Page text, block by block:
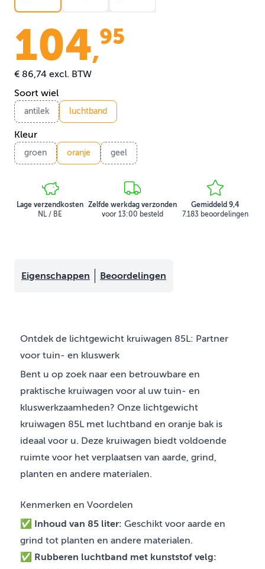
104,95
€ 86,74 excl. BTW
Soort wiel
antilek luchtband
Kleur
groen oranje geel
Lage verzendkosten
NL / BE
Zelfde werkdag verzonden
voor 13:00 besteld
Gemiddeld 9,4
7.183 beoordelingen
Eigenschappen Beoordelingen
Ontdek de lichtgewicht kruiwagen 85L: Partner
voor tuin- en kluswerk
Bent u op zoek naar een betrouwbare en
praktische kruiwagen voor al uw tuin- en
kluswerkzaamheden? Onze lichtgewicht
kruiwagen 85L met luchtband en oranje bak is
ideaal voor u. Deze kruiwagen biedt voldoende
ruimte voor het verplaatsen van aarde, grind,
planten en andere materialen.
Kenmerken en Voordelen
✅ Inhoud van 85 liter: Geschikt voor aarde en
grind tot planten en andere materialen.
✅ Rubberen luchtband met kunststof velg: